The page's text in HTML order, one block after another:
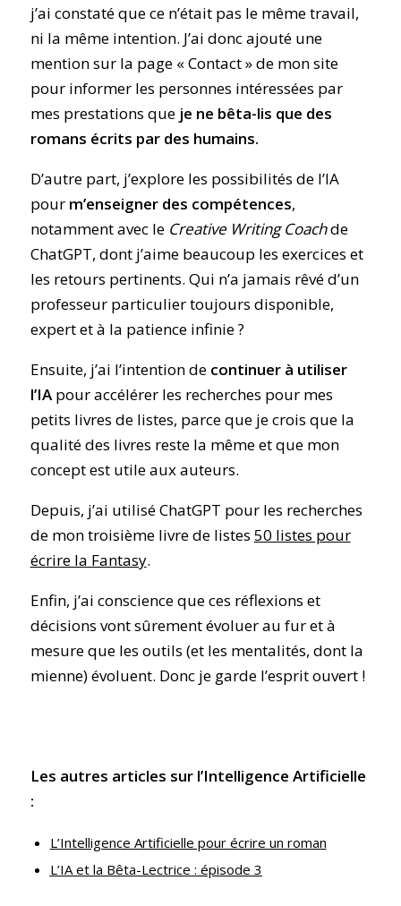
j’ai constaté que ce n’était pas le même travail,
ni la même intention. J’ai donc ajouté une
mention sur la page « Contact » de mon site
pour informer les personnes intéressées par
mes prestations que je ne bêta-lis que des
romans écrits par des humains.
D’autre part, j’explore les possibilités de l’IA
pour m’enseigner des compétences,
notamment avec le Creative Writing Coachde
ChatGPT, dont j’aime beaucoup les exercices et
les retours pertinents. Qui n’a jamais rêvé d’un
professeur particulier toujours disponible,
expert et à la patience infinie ?
Ensuite, j’ai l’intention de continuer à utiliser
l’IApour accélérer les recherches pour mes
petits livres de listes, parce que je crois que la
qualité des livres reste la même et que mon
concept est utile aux auteurs.
Depuis, j’ai utilisé ChatGPT pour les recherches
de mon troisième livre de listes 50 listes pour
écrire la Fantasy.
Enfin, j’ai conscience que ces réflexions et
décisions vont sûrement évoluer au fur et à
mesure que les outils (et les mentalités, dont la
mienne) évoluent. Donc je garde l’esprit ouvert !
Les autres articles sur l’Intelligence Artificielle
:
L’Intelligence Artificielle pour écrire un roman
L’IA et la Bêta-Lectrice : épisode 3